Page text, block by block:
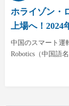
ホライゾン・
上場へ！2024
中国のスマート運
Robotics（中国語